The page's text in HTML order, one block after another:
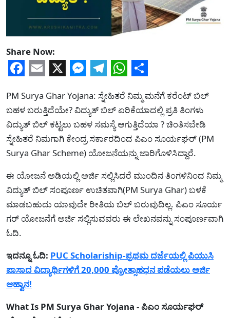
Share Now:
Facebook
Email
X Messenger
Telegram
WhatsApp
Share
PM Surya Ghar Yojana: ಸ್ನೇಹಿತರೆ ನಿಮ್ಮ ಮನೆಗೆ ಕರೆಂಟ್ ಬಿಲ್
ಬಹಳ ಬರುತ್ತಿದೆಯೇ? ವಿದ್ಯುತ್ ಬಿಲ್ ಏರಿಕೆಯಾದಲ್ಲಿ ಪ್ರತಿ ತಿಂಗಳು
ವಿದ್ಯುತ್ ಬಿಲ್ ಕಟ್ಟಲು ಬಹಳ ಸಮಸ್ಯೆ ಆಗುತ್ತಿದೆಯಾ ? ಚಿಂತಿಸಬೇಡಿ
ಸ್ನೇಹಿತರೆ ನಿಮಗಾಗಿ ಕೇಂದ್ರ ಸರ್ಕಾರದಿಂದ ಪಿಎಂ ಸೂರ್ಯಘರ್ (PM
Surya Ghar Scheme) ಯೋಜನೆಯನ್ನು ಜಾರಿಗೊಳಿಸಿದ್ದಾರೆ.
ಈ ಯೋಜನೆ ಅಡಿಯಲ್ಲಿ ಅರ್ಜಿ ಸಲ್ಲಿಸಿದರೆ ಮುಂದಿನ ತಿಂಗಳಿನಿಂದ ನಿಮ್ಮ
ವಿದ್ಯುತ್ ಬಿಲ್ ಸಂಪೂರ್ಣ ಉಚಿತವಾಗಿ(PM Surya Ghar) ಬಳಕೆ
ಮಾಡಬಹುದು ಯಾವುದೇ ರೀತಿಯ ಬಿಲ್ ಬರುವುದಿಲ್ಲ. ಪಿಎಂ ಸೂರ್ಯ
ಗರ್ ಯೋಜನೆಗೆ ಅರ್ಜಿ ಸಲ್ಲಿಸುವವರು ಈ ಲೇಖನವನ್ನು ಸಂಪೂರ್ಣವಾಗಿ
ಓದಿ.
ಇದನ್ನೂ ಓದಿ: PUC Scholariship-ಪ್ರಥಮ ದರ್ಜೆಯಲ್ಲಿ ಪಿಯುಸಿ
ಪಾಸಾದ ವಿದ್ಯಾರ್ಥಿಗಳಿಗೆ 20,000 ಪ್ರೋತ್ಸಾಹಧನ ಪಡೆಯಲು ಅರ್ಜಿ
ಆಹ್ವಾನ!
What Is PM Surya Ghar Yojana - ಪಿಎಂ ಸೂರ್ಯಘರ್